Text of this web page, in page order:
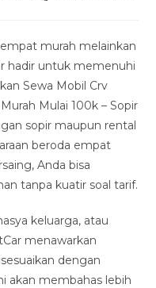
murah melainkan
hadir untuk memenuhi
Sewa Mobil Crv
Mulai 100k – Sopir
sopir maupun rental
beroda empat
Anda bisa
tanpa kuatir soal tarif.
keluarga, atau
menawarkan
dengan
akan membahas lebih